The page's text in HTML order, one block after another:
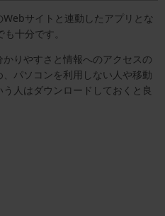
サイトと連動したアプリとな
十分です。
りやすさと情報へのアクセスの
パソコンを利用しない人や移動
人はダウンロードしておくと良